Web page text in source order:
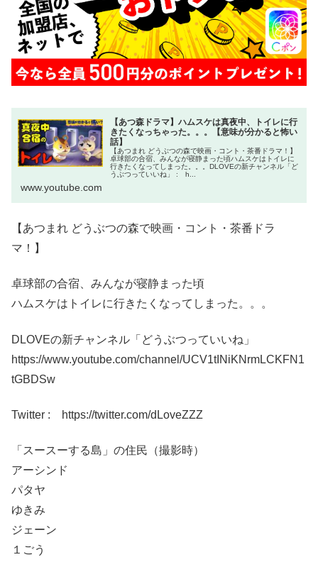
【あつ森ドラマ】ハムスケは真夜中、トイレに行
きたくなっちゃった。。。【意味が分かると怖い
話】
【あつまれ どうぶつの森で映画・コント・茶番ドラマ！】
卓球部の合宿、みんなが寝静まった頃ハムスケはトイレに
行きたくなってしまった。。。DLOVEの新チャンネル「ど
うぶつっていいね」 : h...
www.youtube.com
【あつまれ どうぶつの森で映画・コント・茶番ドラ
マ！】
卓球部の合宿、みんなが寝静まった頃
ハムスケはトイレに行きたくなってしまった。。。
DLOVEの新チャンネル「どうぶつっていいね」
https://www.youtube.com/channel/UCV1tINiKNrmLCKFN1
tGBDSw
Twitter : https://twitter.com/dLoveZZZ
「スースーする島」の住民（撮影時）
アーシンド
パタヤ
ゆきみ
ジェーン
１ごう